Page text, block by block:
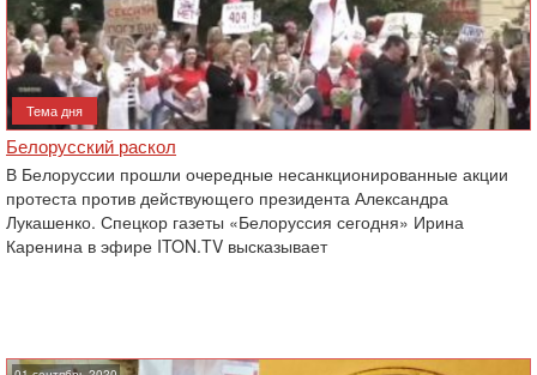
Тема дня
Белорусский раскол
В Белоруссии прошли очередные несанкционированные акции
протеста против действующего президента Александра
Лукашенко. Спецкор газеты «Белоруссия сегодня» Ирина
Каренина в эфире ITON.TV высказывает